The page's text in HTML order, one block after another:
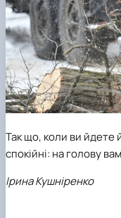
Так що, коли ви йдете
спокійні: на голову
Ірина Кушніренко